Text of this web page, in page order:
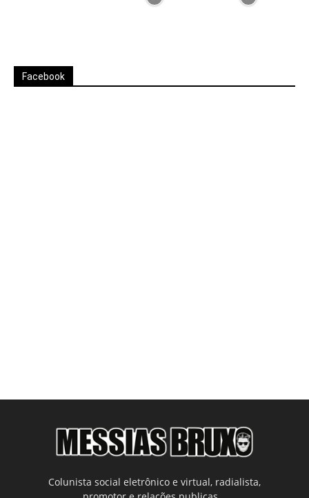
Facebook
Colunista social eletrônico e virtual, radialista,